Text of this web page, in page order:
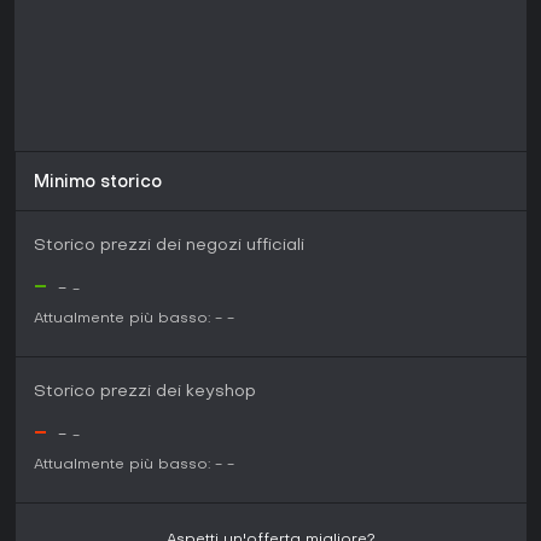
Minimo storico
Storico prezzi dei negozi ufficiali
- - -
Attualmente più basso: - -
Storico prezzi dei keyshop
- - -
Attualmente più basso: - -